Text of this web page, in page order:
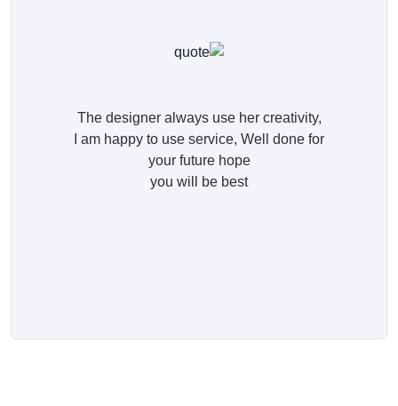
The designer always use her creativity,
I am happy to use service, Well done for
your future hope
you will be best